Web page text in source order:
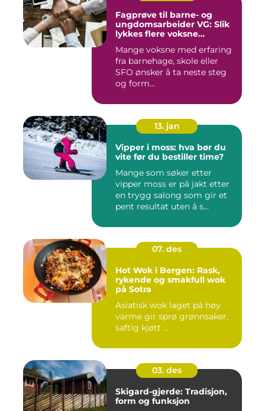
Fagprøve til barne- og
ungdomsarbeider VG: Slik
lykkes flere voksne
Mange voksne med erfaring
fra barnehage, skole eller
SFO ønsker å ta neste steg
og form...
13. jan
Vipper i moss: hva bør du
vite før du bestiller time?
Mange som søker etter
vipper moss er på jakt etter
en trygg salong som gir et
pent resultat uten å s...
07. des
Hot Wok i Bergen: Rask,
rykende og smakfull wok
på Sotra
Asiatisk wok laget på høy
varme gir sprø grønnsaker,
saftig kjøtt ...
03. des
Skigard-gjerde: Tradisjon,
form og funksjon